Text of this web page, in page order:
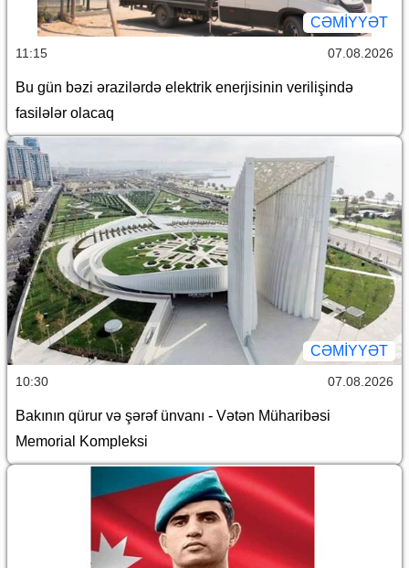
CƏMİYYƏT
11:15 07.08.2026
Bu gün bəzi ərazilərdə elektrik enerjisinin verilişində
fasilələr olacaq
CƏMİYYƏT
10:30 07.08.2026
Bakının qürur və şərəf ünvanı - Vətən Müharibəsi
Memorial Kompleksi